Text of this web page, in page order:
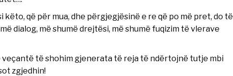
që për mua, dhe përgjegjësinë e re që po më pret, do të
dialog, më shumë drejtësi, më shumë fuqizim të vlerave
të shohim gjenerata të reja të ndërtojnë tutje mbi
zgjedhin!